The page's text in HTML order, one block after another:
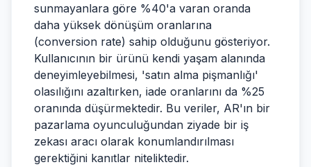
sunmayanlara göre %40'a varan oranda
daha yüksek dönüşüm oranlarına
(conversion rate) sahip olduğunu gösteriyor.
Kullanıcının bir ürünü kendi yaşam alanında
deneyimleyebilmesi, 'satın alma pişmanlığı'
olasılığını azaltırken, iade oranlarını da %25
oranında düşürmektedir. Bu veriler, AR'ın bir
pazarlama oyunculuğundan ziyade bir iş
zekası aracı olarak konumlandırılması
gerektiğini kanıtlar niteliktedir.